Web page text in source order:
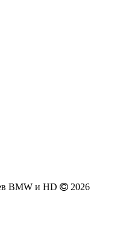
BMW и HD
2026